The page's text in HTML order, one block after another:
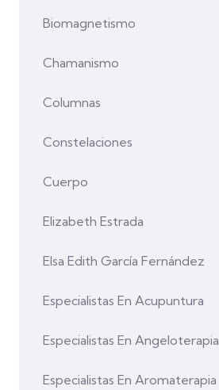
Biomagnetismo
Chamanismo
Columnas
Constelaciones
Cuerpo
Elizabeth Estrada
Elsa Edith García Fernández
Especialistas En Acupuntura
Especialistas En Angeloterapia
Especialistas En Aromaterapia